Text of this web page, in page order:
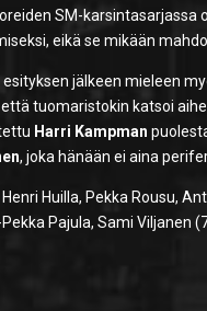
SM-karsintasarjassa
eikä se mikään
jälkeen mieleen
tuomaristokin katsoi
Harri Kampman
, joka hänään ei aina
Huilla, Pekka Rousu,
Pajula, Sami Viljanen